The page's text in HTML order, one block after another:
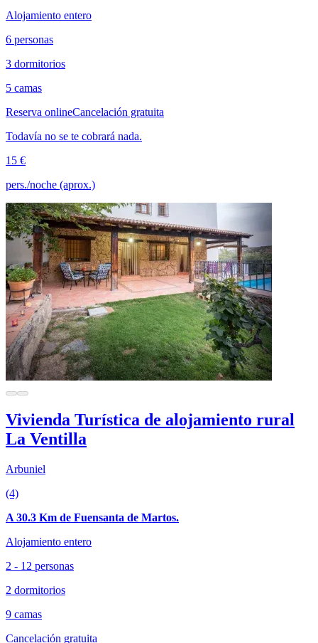
Alojamiento entero
6 personas
3 dormitorios
5 camas
Reserva onlineCancelación gratuita
Todavía no se te cobrará nada.
15 €
pers./noche (aprox.)
Vivienda Turística de alojamiento rural
La Ventilla
Arbuniel
(4)
A 30.3 Km de Fuensanta de Martos.
Alojamiento entero
2 - 12 personas
2 dormitorios
9 camas
Cancelación gratuita